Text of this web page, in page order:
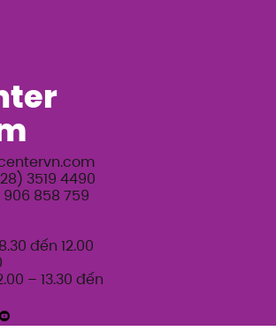
3519 4490
858 759
đến 12.00
– 13.30 đến